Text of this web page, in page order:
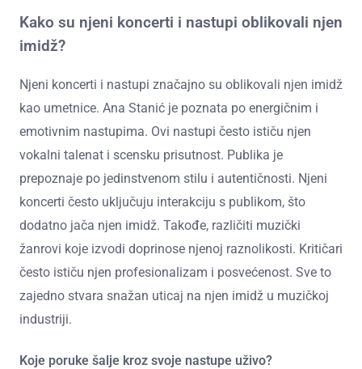
Kako su njeni koncerti i nastupi oblikovali njen
imidž?
Njeni koncerti i nastupi značajno su oblikovali njen imidž
kao umetnice. Ana Stanić je poznata po energičnim i
emotivnim nastupima. Ovi nastupi često ističu njen
vokalni talenat i scensku prisutnost. Publika je
prepoznaje po jedinstvenom stilu i autentičnosti. Njeni
koncerti često uključuju interakciju s publikom, što
dodatno jača njen imidž. Takođe, različiti muzički
žanrovi koje izvodi doprinose njenoj raznolikosti. Kritičari
često ističu njen profesionalizam i posvećenost. Sve to
zajedno stvara snažan uticaj na njen imidž u muzičkoj
industriji.
Koje poruke šalje kroz svoje nastupe uživo?